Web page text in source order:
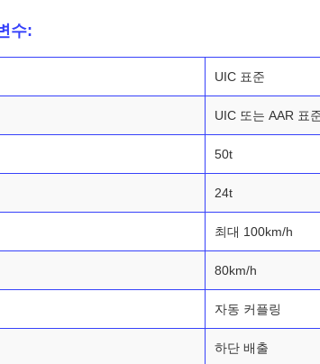
수:
UIC 표준
UIC 또는 AAR 표
50t
24t
최대 100km/h
80km/h
자동 커플링
하단 배출